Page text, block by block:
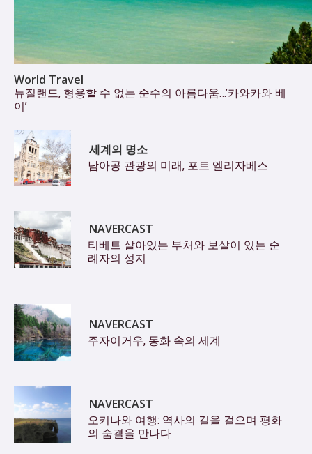
World Travel
뉴질랜드, 형용할 수 없는 순수의 아름다움…’카와카와 베
이’
세계의 명소
남아공 관광의 미래, 포트 엘리자베스
NAVERCAST
티베트 살아있는 부처와 보살이 있는 순
례자의 성지
NAVERCAST
주자이거우, 동화 속의 세계
NAVERCAST
오키나와 여행: 역사의 길을 걸으며 평화
의 숨결을 만나다